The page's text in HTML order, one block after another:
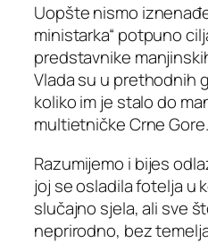
Uopšte nismo
ministarka“ potpuno
predstavnike
Vlada su u prethodnih
koliko im je stalo do
multietničke Crne Gore.
Razumijemo i bijes
joj se osladila fotelja u
slučajno sjela, ali sve
neprirodno, bez